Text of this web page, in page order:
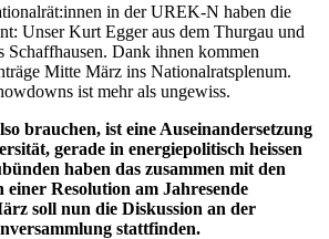
in der UREK-N haben die
Unser Kurt Egger aus dem Thurgau und
Schaffhausen. Dank ihnen kommen
Mitte März ins Nationalratsplenum.
ist mehr als ungewiss.
brauchen, ist eine Auseinandersetzung
gerade in energiepolitisch heissen
haben das zusammen mit den
Resolution am Jahresende
soll nun die Diskussion an der
stattfinden.